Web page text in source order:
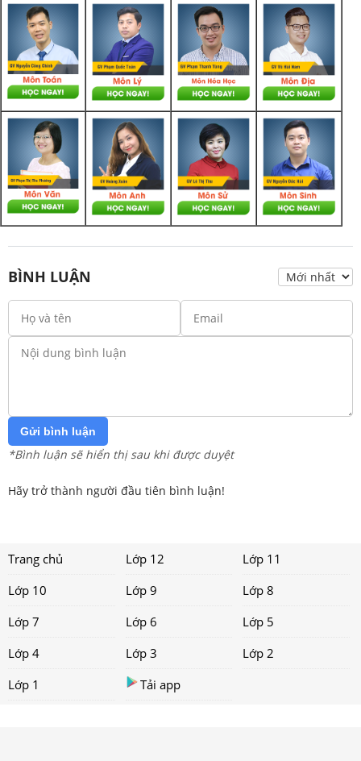
BÌNH LUẬN
Gửi bình luận
*Bình luận sẽ hiển thị sau khi được duyệt
Hãy trở thành người đầu tiên bình luận!
Trang chủ Lớp 12
Lớp 11
Lớp 10
Lớp 9
Lớp 8
Lớp 7
Lớp 6
Lớp 5
Lớp 4
Lớp 3
Lớp 2
Lớp 1
Tải app